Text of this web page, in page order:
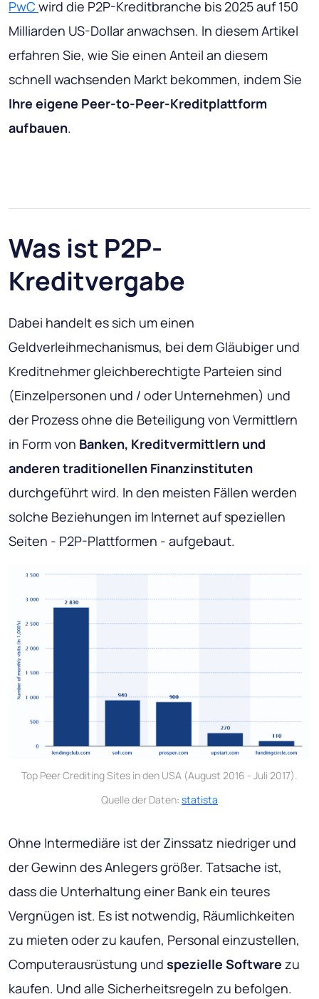
PwC wird die P2P-Kreditbranche bis 2025 auf 150
Milliarden US-Dollar anwachsen. In diesem Artikel
erfahren Sie, wie Sie einen Anteil an diesem
schnell wachsenden Markt bekommen, indem Sie
Ihre eigene Peer-to-Peer-Kreditplattform
aufbauen.
Was ist P2P-
Kreditvergabe
Dabei handelt es sich um einen
Geldverleihmechanismus, bei dem Gläubiger und
Kreditnehmer gleichberechtigte Parteien sind
(Einzelpersonen und / oder Unternehmen) und
der Prozess ohne die Beteiligung von Vermittlern
in Form von Banken, Kreditvermittlern und
anderen traditionellen Finanzinstituten
durchgeführt wird. In den meisten Fällen werden
solche Beziehungen im Internet auf speziellen
Seiten - P2P-Plattformen - aufgebaut.
Top Peer Crediting Sites in den USA (August 2016 - Juli 2017).
Quelle der Daten: statista
Ohne Intermediäre ist der Zinssatz niedriger und
der Gewinn des Anlegers größer. Tatsache ist,
dass die Unterhaltung einer Bank ein teures
Vergnügen ist. Es ist notwendig, Räumlichkeiten
zu mieten oder zu kaufen, Personal einzustellen,
Computerausrüstung und spezielle Software zu
kaufen. Und alle Sicherheitsregeln zu befolgen.